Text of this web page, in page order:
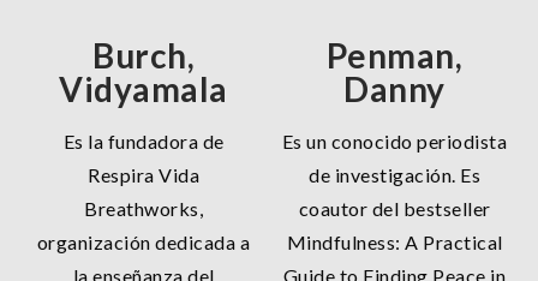
Burch,
Vidyamala
Es la fundadora de
Respira Vida
Breathworks,
organización dedicada a
la enseñanza del
Penman,
Danny
Es un conocido periodista
de investigación. Es
coautor del bestseller
Mindfulness: A Practical
Guide to Finding Peace in